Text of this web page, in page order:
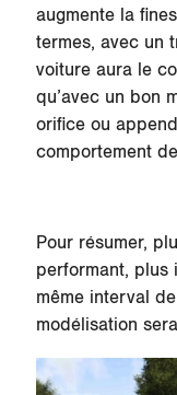
augmente la
termes, avec un
voiture aura le
qu’avec un bon
orifice ou
comportement
Pour résumer,
performant,
même interval
modélisation